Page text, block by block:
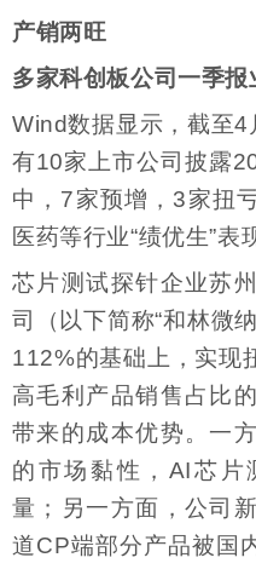
产销两旺
多家科创板公司一季报
Wind数据显示，截至
有10家上市公司披露
中，7家预增，3家扭
医药等行业“绩优生”表
芯片测试探针企业苏
司（以下简称“和林微
112%的基础上，实现
高毛利产品销售占比
带来的成本优势。一
的市场黏性，AI芯片
量；另一方面，公司
道CP端部分产品被国